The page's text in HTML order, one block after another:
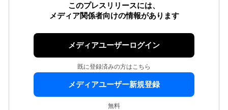
このプレスリリースには、
メディア関係者向けの情報があります
メディアユーザーログイン
既に登録済みの方はこちら
メディアユーザー新規登録
無料